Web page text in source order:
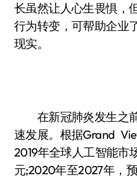
长虽然让人心生畏惧，
行为转变，可帮助企业
现实。
在新冠肺炎发生之
速发展。根据Grand
2019年全球人工智能市
元;2020年至2027年，